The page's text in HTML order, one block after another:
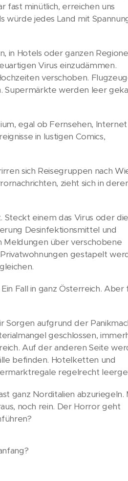
fast minütlich, erreichen uns
würde jedes Land mit
in Hotels oder ganzen
Virus einzudämmen.
verschoben.
Supermärkte werden leer
egal ob Fernsehen,
in lustigen Comics,
sich Reisegruppen nach
zieht sich in
Steckt einem das Virus oder die
Desinfektionsmittel und
Meldungen über verschobene
gestapelt
Fall in ganz Österreich. Aber
Sorgen aufgrund der
geschlossen,
Auf der anderen Seite
befinden. Hotelketten und
regelrecht
ganz Norditalien abzuriegeln.
noch rein. Der Horror geht